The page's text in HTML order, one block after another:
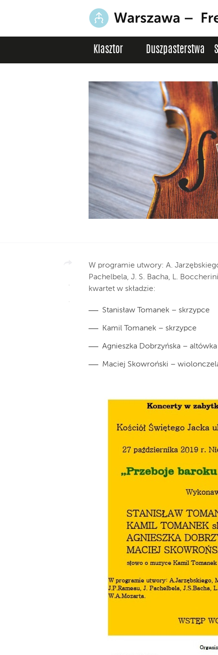
Klasztor Duszpasterstwa
W programie utwory: A.
Pachelbela, J. S. Bacha, L.
kwartet w składzie:
Stanisław Tomanek – skrzypce
Kamil Tomanek – skrzypce
Agnieszka Dobrzyńska – altówka
Maciej Skowroński –